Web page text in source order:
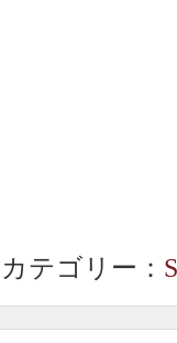
カテゴリー：